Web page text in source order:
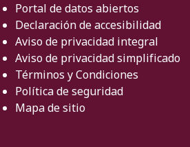
Portal de datos abiertos
Declaración de accesibilidad
Aviso de privacidad integral
Aviso de privacidad simplificado
Términos y Condiciones
Política de seguridad
Mapa de sitio